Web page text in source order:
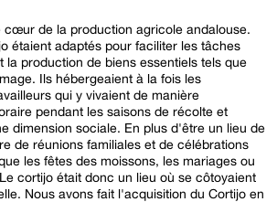
cœur de la production agricole andalouse.
étaient adaptés pour faciliter les tâches
la production de biens essentiels tels que
Ils hébergeaient à la fois les
qui y vivaient de manière
pendant les saisons de récolte et
dimension sociale. En plus d'être un lieu de
de réunions familiales et de célébrations
les fêtes des moissons, les mariages ou
cortijo était donc un lieu où se côtoyaient
Nous avons fait l'acquisition du Cortijo en